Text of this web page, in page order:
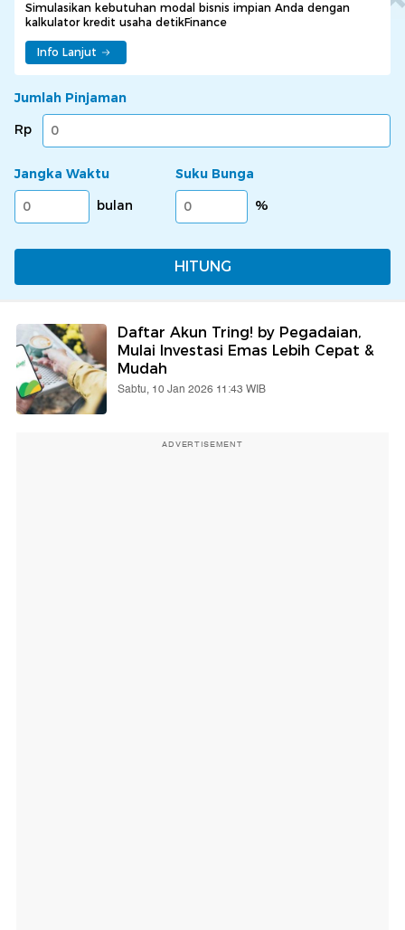
Simulasikan kebutuhan modal bisnis impian Anda dengan
kalkulator kredit usaha detikFinance
Info Lanjut
Jumlah Pinjaman
Rp
Jangka Waktu
bulan
Suku Bunga
%
HITUNG
Daftar Akun Tring! by Pegadaian,
Mulai Investasi Emas Lebih Cepat &
Mudah
Sabtu, 10 Jan 2026 11:43 WIB
ADVERTISEMENT